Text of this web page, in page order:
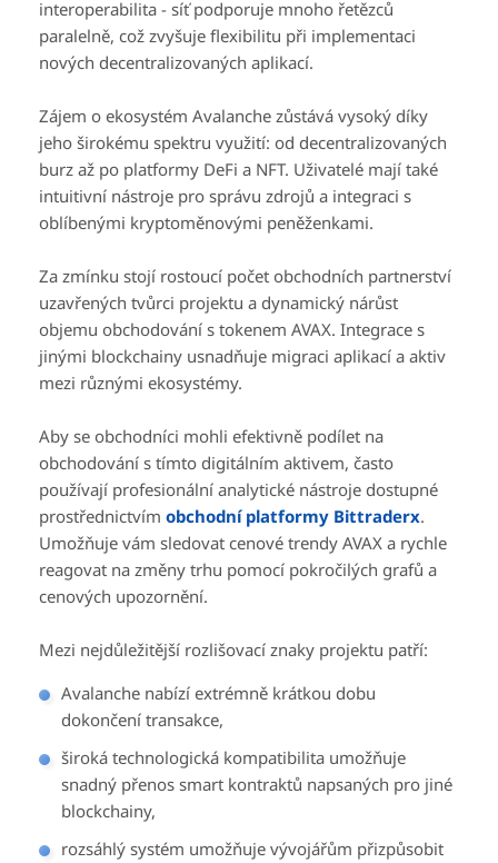
interoperabilita - síť podporuje mnoho řetězců
paralelně, což zvyšuje flexibilitu při implementaci
nových decentralizovaných aplikací.
Zájem o ekosystém Avalanche zůstává vysoký díky
jeho širokému spektru využití: od decentralizovaných
burz až po platformy DeFi a NFT. Uživatelé mají také
intuitivní nástroje pro správu zdrojů a integraci s
oblíbenými kryptoměnovými peněženkami.
Za zmínku stojí rostoucí počet obchodních partnerství
uzavřených tvůrci projektu a dynamický nárůst
objemu obchodování s tokenem AVAX. Integrace s
jinými blockchainy usnadňuje migraci aplikací a aktiv
mezi různými ekosystémy.
Aby se obchodníci mohli efektivně podílet na
obchodování s tímto digitálním aktivem, často
používají profesionální analytické nástroje dostupné
prostřednictvím obchodní platformy Bittraderx.
Umožňuje vám sledovat cenové trendy AVAX a rychle
reagovat na změny trhu pomocí pokročilých grafů a
cenových upozornění.
Mezi nejdůležitější rozlišovací znaky projektu patří:
Avalanche nabízí extrémně krátkou dobu
dokončení transakce,
široká technologická kompatibilita umožňuje
snadný přenos smart kontraktů napsaných pro jiné
blockchainy,
rozsáhlý systém umožňuje vývojářům přizpůsobit